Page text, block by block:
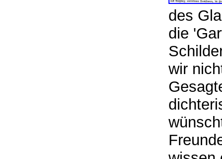
des
die
wir